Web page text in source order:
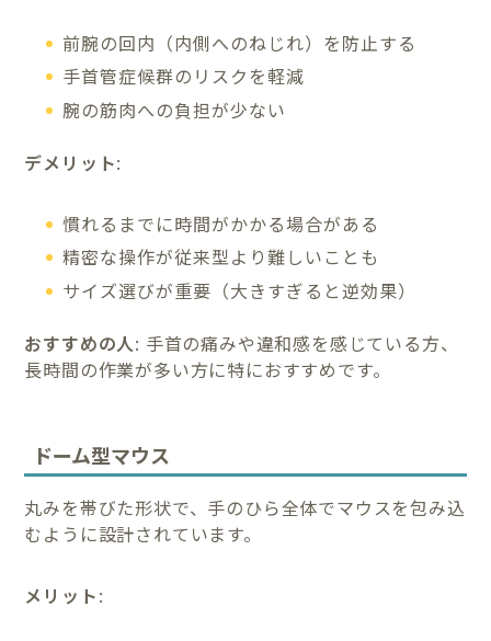
前腕の回内（内側へのねじれ）を防止する
手首管症候群のリスクを軽減
腕の筋肉への負担が少ない
デメリット:
慣れるまでに時間がかかる場合がある
精密な操作が従来型より難しいことも
サイズ選びが重要（大きすぎると逆効果）
おすすめの人: 手首の痛みや違和感を感じている方、
長時間の作業が多い方に特におすすめです。
ドーム型マウス
丸みを帯びた形状で、手のひら全体でマウスを包み込
むように設計されています。
メリット: